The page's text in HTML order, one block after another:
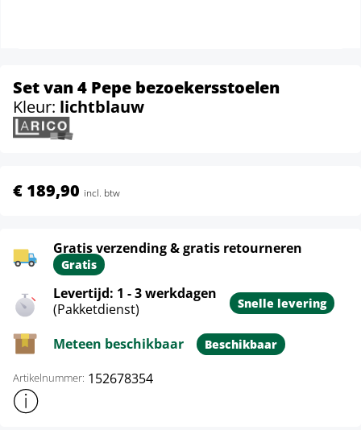
Set van 4 Pepe bezoekersstoelen
Kleur: lichtblauw
€ 189,90 incl. btw
Gratis verzending & gratis retourneren
Gratis
Levertijd: 1 - 3 werkdagen
(Pakketdienst)
Snelle levering
Meteen beschikbaar Beschikbaar
Artikelnummer: 152678354
Toon meer productinformatie